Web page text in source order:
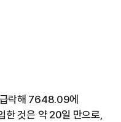
락해 7648.09에
한 것은 약 20일 만으로,